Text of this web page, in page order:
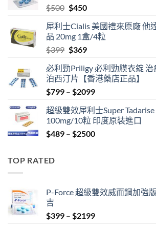
$500 Original
was:
$500.
$450Current
is:
$450.
犀利士Cialis 美國禮來原廠 他
品 20mg 1盒/4粒
$399 Original
was:
$399.
$369Current
is:
$369.
必利勁Priligy 必利勁膜衣錠
泊西汀片【香港藥店正品】
$799 – $2099Price
$799
through
$2099
超級雙效犀利士Super
100mg/10粒 印度原裝進口
$489 – $2500Price
TOP RATED
P-Force 超級雙效威而鋼加強
吉
$399 – $2199Price